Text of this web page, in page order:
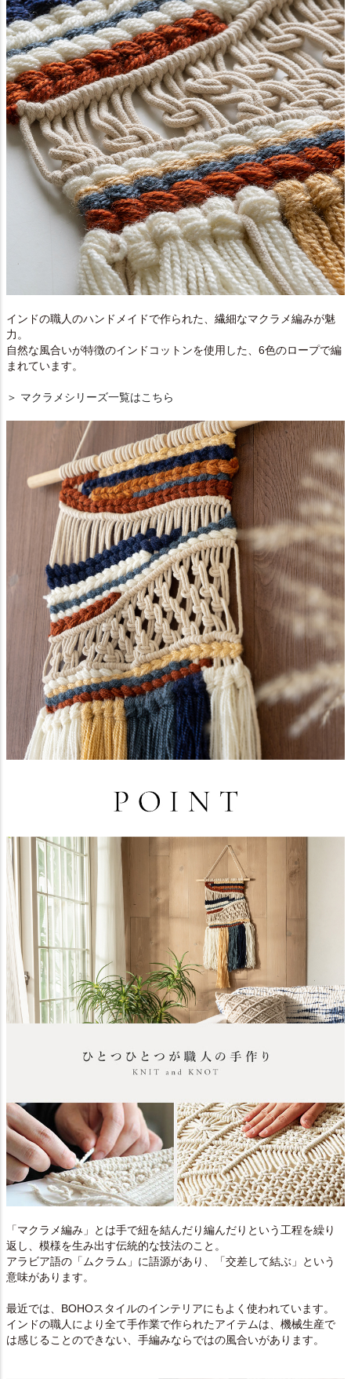
インドの職人のハンドメイドで作られた、繊細なマクラメ編みが魅
力。
自然な風合いが特徴のインドコットンを使用した、6色のロープで編
まれています。
＞ マクラメシリーズ一覧はこちら
「マクラメ編み」とは手で紐を結んだり編んだりという工程を繰り
返し、模様を生み出す伝統的な技法のこと。
アラビア語の「ムクラム」に語源があり、「交差して結ぶ」という
意味があります。
最近では、BOHOスタイルのインテリアにもよく使われています。
インドの職人により全て手作業で作られたアイテムは、機械生産で
は感じることのできない、手編みならではの風合いがあります。